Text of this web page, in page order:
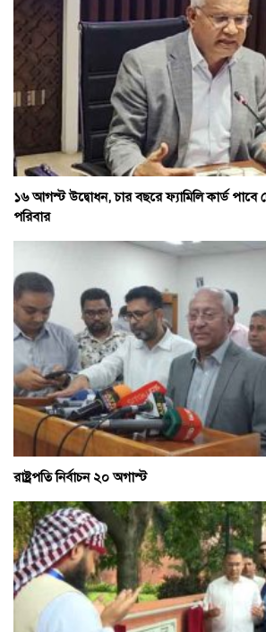
১৬ আগস্ট উদ্বোধন, চার বছরে ফ্যামিলি কার্ড
পরিবার
রাষ্ট্রপতি নির্বাচন ২০ অগাস্ট